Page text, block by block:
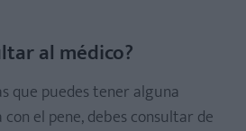
al médico?
que puedes tener alguna
el pene, debes consultar de